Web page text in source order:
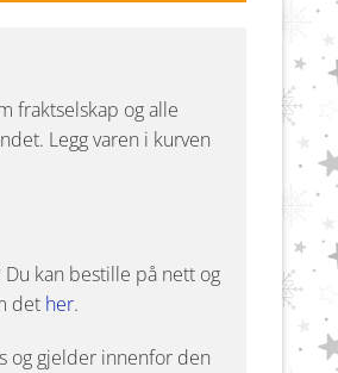
fraktselskap og alle
Legg varen i kurven
kan bestille på nett og
det her.
og gjelder innenfor den